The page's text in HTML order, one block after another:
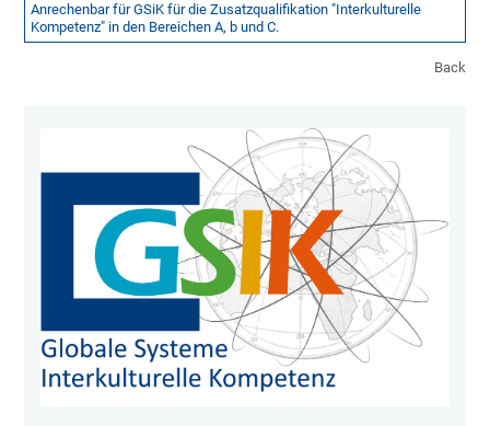
Anrechenbar für GSiK für die Zusatzqualifikation "Interkulturelle
Kompetenz" in den Bereichen A, b und C.
Back